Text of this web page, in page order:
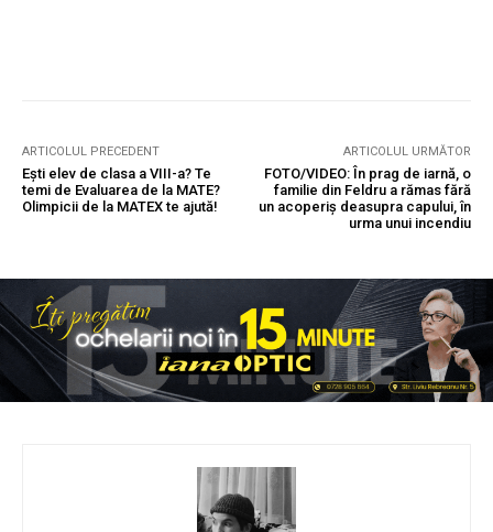
ARTICOLUL PRECEDENT
Ești elev de clasa a VIII-a? Te
temi de Evaluarea de la MATE?
Olimpicii de la MATEX te ajută!
ARTICOLUL URMĂTOR
FOTO/VIDEO: În prag de iarnă, o
familie din Feldru a rămas fără
un acoperiș deasupra capului, în
urma unui incendiu